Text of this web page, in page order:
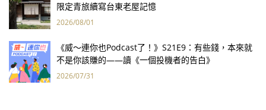
限定青旅續寫台東老屋記憶
2026/08/01
《威～連你也Podcast了！》S21E9：有些錢，本來就
不是你該賺的——讀《一個投機者的告白》
2026/07/31